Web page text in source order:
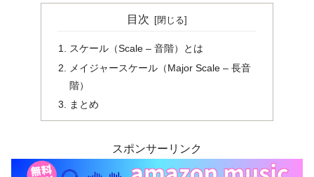
目次
スケール（Scale – 音階）とは
メイジャースケール（Major Scale – 長音
階）
まとめ
スポンサーリンク